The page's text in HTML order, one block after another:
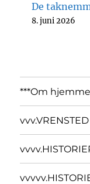
De
8. juni 2026
***Om